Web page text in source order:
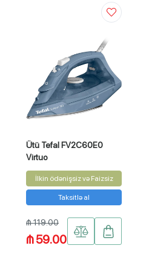
Ütü Tefal FV2C60E0
Virtuo
İlkin ödənişsiz və Faizsiz
Taksitlə al
₼ 119.00
₼ 59.00